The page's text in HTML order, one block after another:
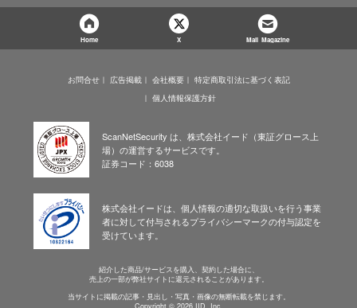
Home X Mail Magazine
お問合せ 広告掲載 会社概要
特定商取引法に基づく表記
個人情報保護方針
ScanNetSecurity は、株式会社イード（東証グロース上
場）の運営するサービスです。
証券コード：6038
株式会社イードは、個人情報の適切な取扱いを行う事業
者に対して付与されるプライバシーマークの付与認定を
受けています。
紹介した商品/サービスを購入、契約した場合に、
売上の一部が弊社サイトに還元されることがあります。
当サイトに掲載の記事・見出し・写真・画像の無断転載を禁じます。